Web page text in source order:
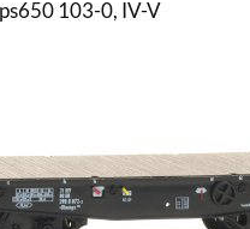
103-0, IV-V